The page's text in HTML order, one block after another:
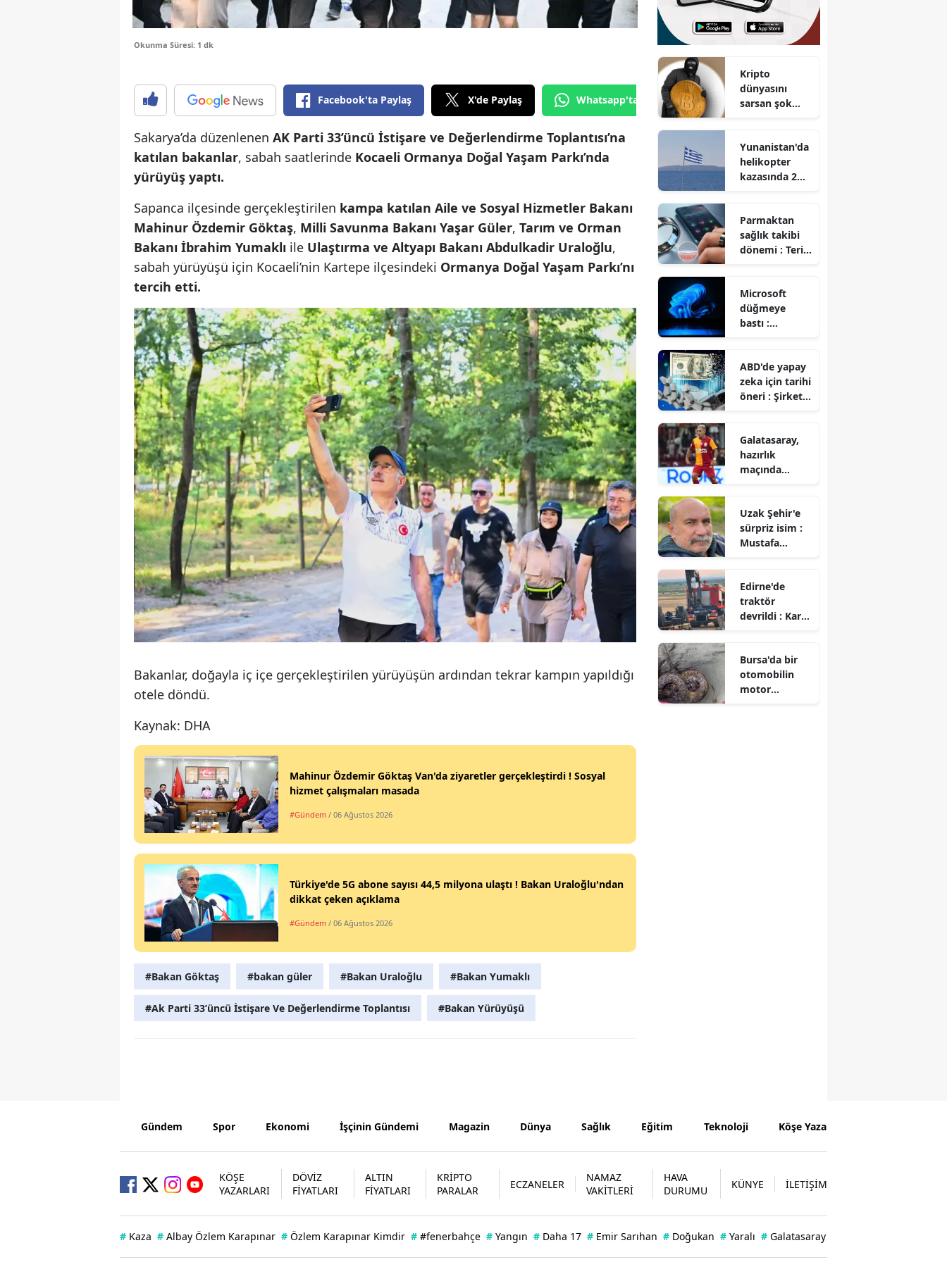
Edirne
Erzurum
Eskişehir
Gaziantep
Gümüşhane
Hakkari
Isparta
Mersin
İstanbul
İzmir
Kars
Kastamonu
Kayseri
Kırklareli
Kırşehir
Kocaeli
Konya
Kütahya
Manisa
Muş
Niğde
Ordu
Samsun
Siirt
Tunceli
Şanlıurfa
Uşak
Van
Okunma Süresi: 1 dk
Facebook'ta Paylaş X'de Paylaş Whatsapp'tan Gönder
Sakarya’da düzenlenen AK Parti 33’üncü İstişare ve Değerlendirme Toplantısı’na
katılan bakanlar, sabah saatlerinde Kocaeli Ormanya Doğal Yaşam Parkı’nda
yürüyüş yaptı.
Sapanca ilçesinde gerçekleştirilen kampa katılan Aile ve Sosyal Hizmetler Bakanı
Mahinur Özdemir Göktaş, Milli Savunma Bakanı Yaşar Güler, Tarım ve Orman
Bakanı İbrahim Yumaklı ile Ulaştırma ve Altyapı Bakanı Abdulkadir Uraloğlu,
sabah yürüyüşü için Kocaeli’nin Kartepe ilçesindeki Ormanya Doğal Yaşam Parkı’nı
tercih etti.
Bakanlar, doğayla iç içe gerçekleştirilen yürüyüşün ardından tekrar kampın yapıldığı
otele döndü.
Kaynak: DHA
Mahinur Özdemir Göktaş Van'da ziyaretler gerçekleştirdi ! Sosyal
hizmet çalışmaları masada
#Gündem / 06 Ağustos 2026
Türkiye'de 5G abone sayısı 44,5 milyona ulaştı ! Bakan Uraloğlu'ndan
dikkat çeken açıklama
#Gündem / 06 Ağustos 2026
#Bakan Göktaş #bakan güler #Bakan Uraloğlu #Bakan Yumaklı
#Ak Parti 33’üncü İstişare Ve Değerlendirme Toplantısı #Bakan Yürüyüşü
Kripto
dünyasını
sarsan şok
güvenli
sanılan
cüzdanı
Yunanistan'da
helikopter
kazasında 2
Parmaktan
sağlık takibi
dönemi : Teri
geliştirildi
Microsoft
düğmeye
bastı :
'RAM'
müjdesi!
ABD'de yapay
zeka için tarihi
öneri : Şirket
mi geçecek?
Galatasaray,
hazırlık
maçında
Uzak Şehir'e
sürpriz isim :
Mustafa
Edirne'de
traktör
devrildi : Karı
Bursa'da bir
otomobilin
motor
Gündem Spor Ekonomi İşçinin Gündemi Magazin Dünya Sağlık Eğitim Teknoloji Köşe Yazarları
KÖŞE
YAZARLARI
DÖVİZ
FİYATLARI
ALTIN
FİYATLARI
KRİPTO
PARALAR
ECZANELER
NAMAZ
VAKİTLERİ
HAVA
DURUMU
KÜNYE İLETİŞİM
# Kaza # Albay Özlem Karapınar # Özlem Karapınar Kimdir # #fenerbahçe # Yangın # Daha 17 # Emir Sarıhan # Doğukan # Yaralı # Galatasaray'